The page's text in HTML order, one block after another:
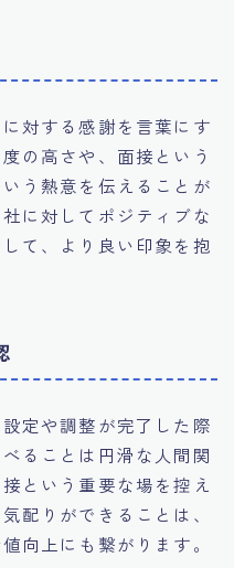
対する感謝を言葉にす
の高さや、面接という
う熱意を伝えることが
に対してポジティブな
て、より良い印象を抱
定や調整が完了した際
ることは円滑な人間関
という重要な場を控え
配りができることは、
向上にも繋がります。